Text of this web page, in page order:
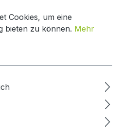
Integration
Cookies, um eine
bieten zu können. Mehr